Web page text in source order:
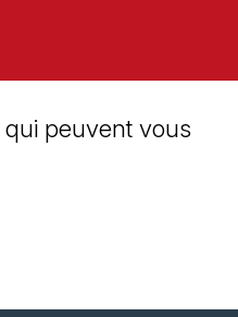
qui peuvent vous